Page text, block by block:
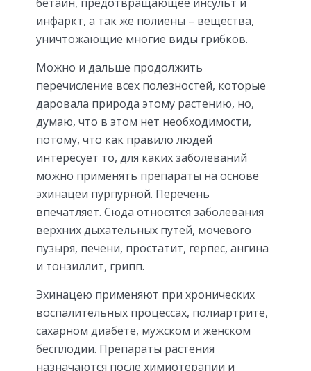
инфаркт, а так же полиены – вещества,
уничтожающие многие виды грибков.
Можно и дальше продолжить
перечисление всех полезностей, которые
даровала природа этому растению, но,
думаю, что в этом нет необходимости,
потому, что как правило людей
интересует то, для каких заболеваний
можно применять препараты на основе
эхинацеи пурпурной. Перечень
впечатляет. Сюда относятся заболевания
верхних дыхательных путей, мочевого
пузыря, печени, простатит, герпес, ангина
и тонзиллит, грипп.
Эхинацею применяют при хронических
воспалительных процессах, полиартрите,
сахарном диабете, мужском и женском
бесплодии. Препараты растения
назначаются после химиотерапии и